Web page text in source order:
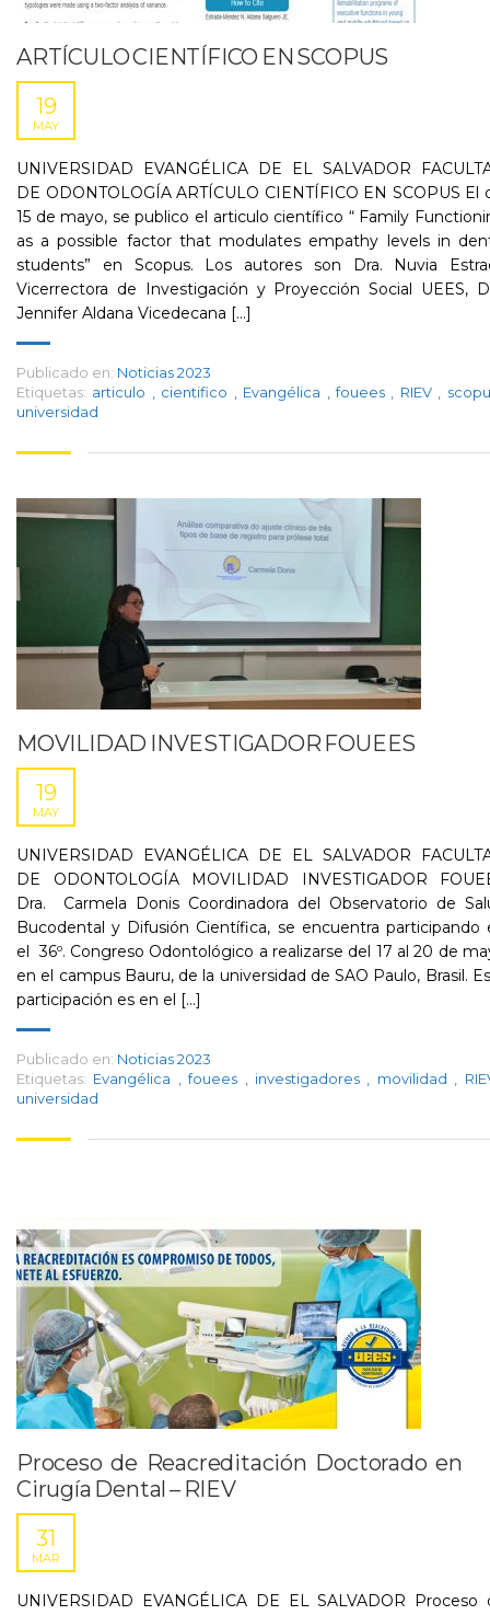
ARTÍCULO CIENTÍFICO EN SCOPUS
19
MAY
UNIVERSIDAD EVANGÉLICA DE EL SALVADOR
DE ODONTOLOGÍA ARTÍCULO CIENTÍFICO EN SCOPUS El
15 de mayo, se publico el articulo científico “ Family
as a possible factor that modulates empathy levels in
students” en Scopus. Los autores son Dra. Nuvia
Vicerrectora de Investigación y Proyección Social UEES,
Jennifer Aldana Vicedecana [...]
Publicado en: Noticias 2023
Etiquetas: articulo cientifico Evangélica fouees RIEV
universidad
MOVILIDAD INVESTIGADOR FOUEES
19
MAY
UNIVERSIDAD EVANGÉLICA DE EL SALVADOR
DE ODONTOLOGÍA MOVILIDAD INVESTIGADOR
Dra. Carmela Donis Coordinadora del Observatorio de
Bucodental y Difusión Científica, se encuentra participando
el 36º. Congreso Odontológico a realizarse del 17 al 20 de
en el campus Bauru, de la universidad de SAO Paulo, Brasil.
participación es en el [...]
Publicado en: Noticias 2023
Etiquetas: Evangélica fouees investigadores movilidad
universidad
Proceso de Reacreditación Doctorado en
Cirugía Dental – RIEV
31
MAR
UNIVERSIDAD EVANGÉLICA DE EL SALVADOR Proceso